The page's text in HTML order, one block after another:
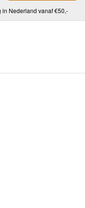
in Nederland vanaf €50,-